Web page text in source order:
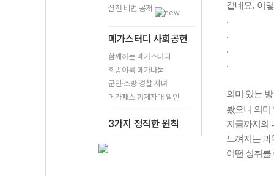
실천 비법 공개
메가스터디 사회공헌
함께하는 메가스터디
희망이룸 메가나눔
군인·소방·경찰 자녀
메가패스 형제자매 할인
3가지 정직한 원칙
같네요. 이
.
.
.
.
의미 있는
봤으니 의미
지금까지의
느껴지는
어떤 성취를